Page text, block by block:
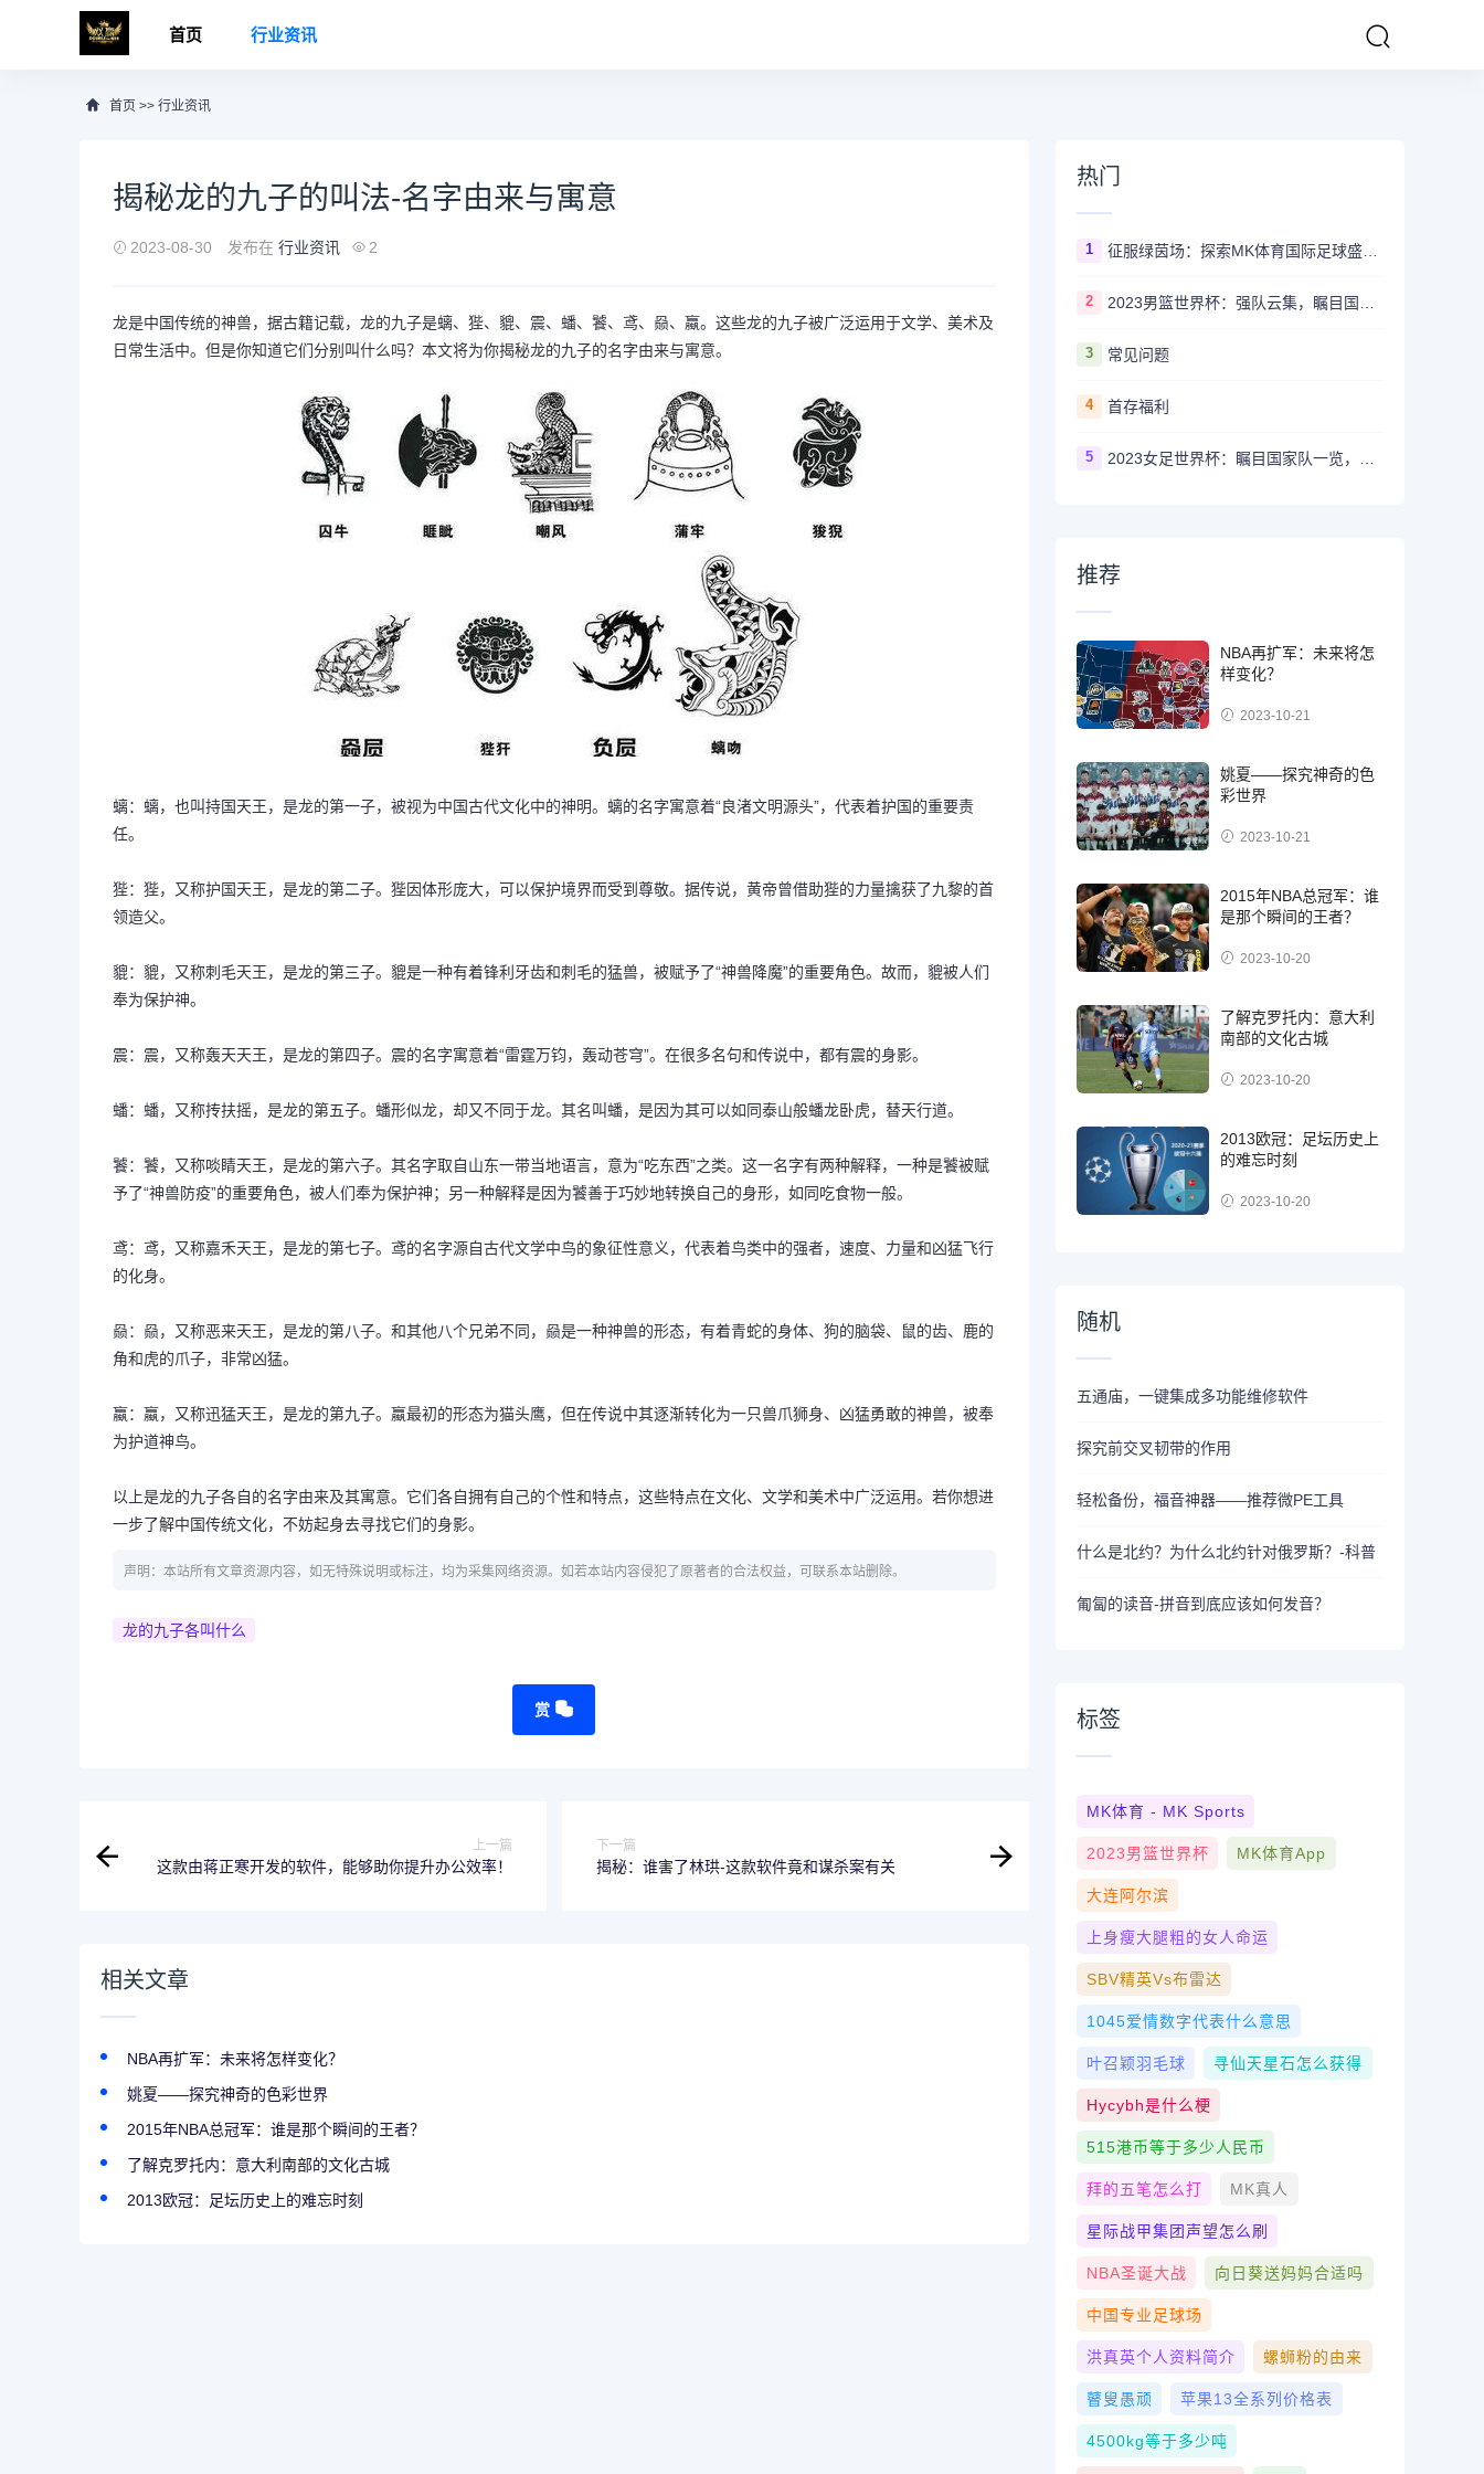
首页 行业资讯
首页 >> 行业资讯
揭秘龙的九子的叫法-名字由来与寓意
2023-08-30 发布在 行业资讯 2
龙是中国传统的神兽，据古籍记载，龙的九子是螭、狴、貔、震、蟠、饕、鸢、赑、蠃。这些龙的九子被广泛运用于文学、美术及
日常生活中。但是你知道它们分别叫什么吗？本文将为你揭秘龙的九子的名字由来与寓意。
螭：螭，也叫持国天王，是龙的第一子，被视为中国古代文化中的神明。螭的名字寓意着“良渚文明源头”，代表着护国的重要责
任。
狴：狴，又称护国天王，是龙的第二子。狴因体形庞大，可以保护境界而受到尊敬。据传说，黄帝曾借助狴的力量擒获了九黎的首
领造父。
貔：貔，又称刺毛天王，是龙的第三子。貔是一种有着锋利牙齿和刺毛的猛兽，被赋予了“神兽降魔”的重要角色。故而，貔被人们
奉为保护神。
震：震，又称轰天天王，是龙的第四子。震的名字寓意着“雷霆万钧，轰动苍穹”。在很多名句和传说中，都有震的身影。
蟠：蟠，又称抟扶摇，是龙的第五子。蟠形似龙，却又不同于龙。其名叫蟠，是因为其可以如同泰山般蟠龙卧虎，替天行道。
饕：饕，又称啖睛天王，是龙的第六子。其名字取自山东一带当地语言，意为“吃东西”之类。这一名字有两种解释，一种是饕被赋
予了“神兽防疫”的重要角色，被人们奉为保护神；另一种解释是因为饕善于巧妙地转换自己的身形，如同吃食物一般。
鸢：鸢，又称嘉禾天王，是龙的第七子。鸢的名字源自古代文学中鸟的象征性意义，代表着鸟类中的强者，速度、力量和凶猛飞行
的化身。
赑：赑，又称恶来天王，是龙的第八子。和其他八个兄弟不同，赑是一种神兽的形态，有着青蛇的身体、狗的脑袋、鼠的齿、鹿的
角和虎的爪子，非常凶猛。
蠃：蠃，又称迅猛天王，是龙的第九子。蠃最初的形态为猫头鹰，但在传说中其逐渐转化为一只兽爪狮身、凶猛勇敢的神兽，被奉
为护道神鸟。
以上是龙的九子各自的名字由来及其寓意。它们各自拥有自己的个性和特点，这些特点在文化、文学和美术中广泛运用。若你想进
一步了解中国传统文化，不妨起身去寻找它们的身影。
声明：本站所有文章资源内容，如无特殊说明或标注，均为采集网络资源。如若本站内容侵犯了原著者的合法权益，可联系本站删除。
龙的九子各叫什么
赏
上一篇
这款由蒋正寒开发的软件，能够助你提升办公效率！
下一篇
揭秘：谁害了林珙-这款软件竟和谋杀案有关
相关文章
NBA再扩军：未来将怎样变化？
姚夏——探究神奇的色彩世界
2015年NBA总冠军：谁是那个瞬间的王者？
了解克罗托内：意大利南部的文化古城
2013欧冠：足坛历史上的难忘时刻
热门
1 征服绿茵场：探索MK体育国际足球盛事的辉煌传奇
2
3 常见问题
4 首存福利
5
推荐
NBA再扩军：未来将怎
样变化？
2023-10-21
姚夏——探究神奇的色
彩世界
2023-10-21
2015年NBA总冠军：谁
是那个瞬间的王者？
2023-10-20
了解克罗托内：意大利
南部的文化古城
2023-10-20
2013欧冠：足坛历史上
的难忘时刻
2023-10-20
随机
五通庙，一键集成多功能维修软件
探究前交叉韧带的作用
轻松备份，福音神器——推荐微PE工具
什么是北约？为什么北约针对俄罗斯？-科普
匍匐的读音-拼音到底应该如何发音？
标签
MK体育 - MK Sports
2023男篮世界杯 MK体育App
大连阿尔滨
上身瘦大腿粗的女人命运
SBV精英vs布雷达
1045爱情数字代表什么意思
叶召颖羽毛球 寻仙天星石怎么获得
Hycybh是什么梗
515港币等于多少人民币
拜的五笔怎么打 MK真人
星际战甲集团声望怎么刷
NBA圣诞大战 向日葵送妈妈合适吗
中国专业足球场
洪真英个人资料简介 螺蛳粉的由来
瞽叟愚顽 苹果13全系列价格表
4500kg等于多少吨